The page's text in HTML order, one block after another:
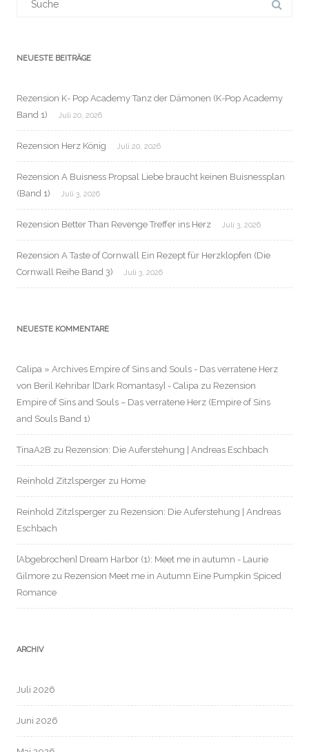
NEUESTE BEITRÄGE
Rezension K- Pop Academy Tanz der Dämonen (K-Pop Academy
Band 1)
Juli 20, 2026
Rezension Herz König Juli 20, 2026
Rezension A Buisness Propsal Liebe braucht keinen Buisnessplan
(Band 1)
Juli 3, 2026
Rezension Better Than Revenge Treffer ins Herz Juli 3, 2026
Rezension A Taste of Cornwall Ein Rezept für Herzklopfen (Die
Cornwall Reihe Band 3)
Juli 3, 2026
NEUESTE KOMMENTARE
Calipa » Archives Empire of Sins and Souls - Das verratene Herz
von Beril Kehribar [Dark Romantasy] - Calipa zu Rezension
Empire of Sins and Souls – Das verratene Herz (Empire of Sins
and Souls Band 1)
TinaA2B zu Rezension: Die Auferstehung | Andreas Eschbach
Reinhold Zitzlsperger zu Home
Reinhold Zitzlsperger zu Rezension: Die Auferstehung | Andreas
Eschbach
[Abgebrochen] Dream Harbor (1): Meet me in autumn - Laurie
Gilmore zu Rezension Meet me in Autumn Eine Pumpkin Spiced
Romance
ARCHIV
Juli 2026
Juni 2026